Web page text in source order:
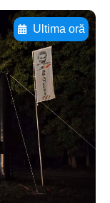
Ultima oră
pentru